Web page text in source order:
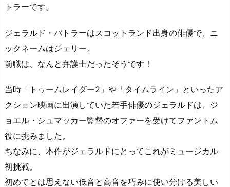
トラーです。
ジェラルド・バトラーはスコットランド出身の俳優で、ニ
ックネームはジェリー。
前職は、なんと弁護士だったそうです！
当時「トゥームレイダー2」や「タイムライン」といったア
クション映画に出演していた若手俳優のジェラルドは、ジ
ョエル・シュマッカー監督のオファーを受けてファントム
役に挑みました。
ちなみに、本作がジェラルドにとってこれがミュージカル
初挑戦。
初めてとは思えない低音と高音を巧みに使い分ける美しい